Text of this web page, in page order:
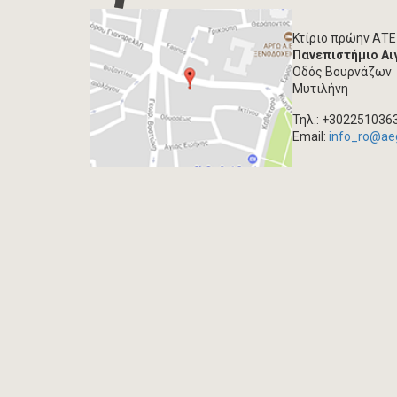
Κτίριο πρώην ΑΤΕ
Πανεπιστήμιο
Οδός Βουρνάζων
Μυτιλήνη
Τηλ.:
Email: